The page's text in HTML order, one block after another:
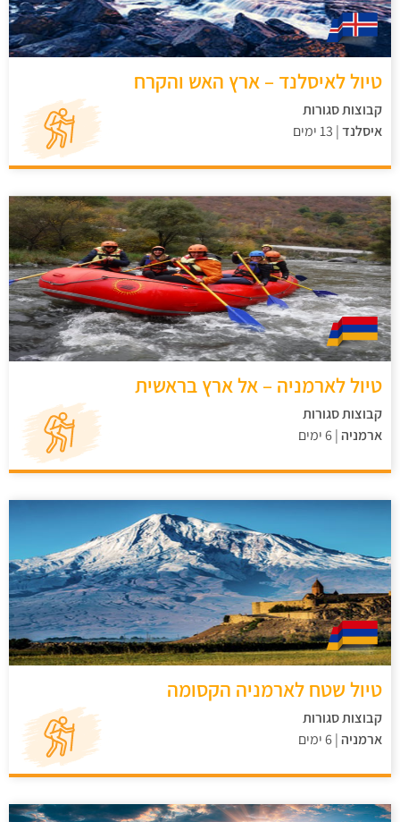
טיול לאיסלנד – ארץ האש והקרח
קבוצות סגורות
איסלנד| 13 ימים
טיול לארמניה – אל ארץ בראשית
קבוצות סגורות
ארמניה | 6 ימים
טיול שטח לארמניה הקסומה
קבוצות סגורות
ארמניה | 6 ימים